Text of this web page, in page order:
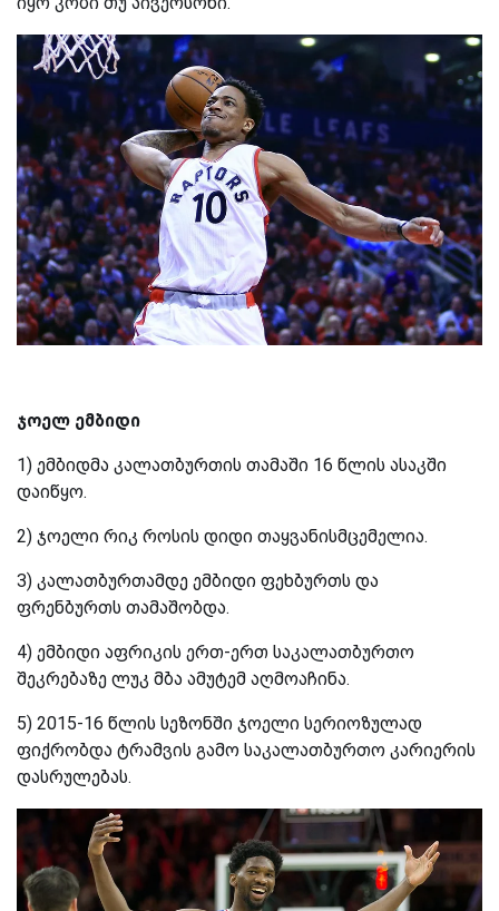
ჯოელ ემბიდი
1) ემბიდმა კალათბურთის თამაში 16 წლის ასაკში
დაიწყო.
2) ჯოელი რიკ როსის დიდი თაყვანისმცემელია.
3) კალათბურთამდე ემბიდი ფეხბურთს და
ფრენბურთს თამაშობდა.
4) ემბიდი აფრიკის ერთ-ერთ საკალათბურთო
შეკრებაზე ლუკ მბა ამუტემ აღმოაჩინა.
5) 2015-16 წლის სეზონში ჯოელი სერიოზულად
ფიქრობდა ტრამვის გამო საკალათბურთო კარიერის
დასრულებას.